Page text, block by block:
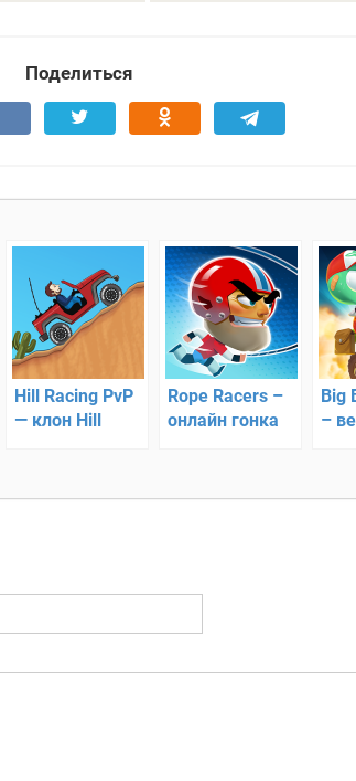
Поделиться
Hill Racing PvP
— клон Hill
Rope Racers –
онлайн гонка
Big
–